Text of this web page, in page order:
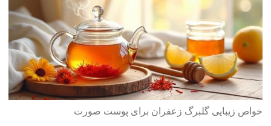
خواص زیبایی گلبرگ زعفران برای پوست صورت